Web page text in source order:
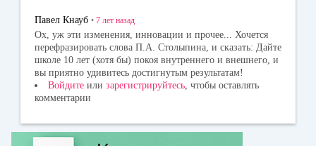
Павел Кнауб • 7 лет назад
Ох, уж эти изменения, инновации и прочее... Хочется
перефразировать слова П.А. Столыпина, и сказать: Дайте
школе 10 лет (хотя бы) покоя внутреннего и внешнего, и
вы приятно удивитесь достигнутым результатам!
Войдите или зарегистрируйтесь , чтобы оставлять
комментарии